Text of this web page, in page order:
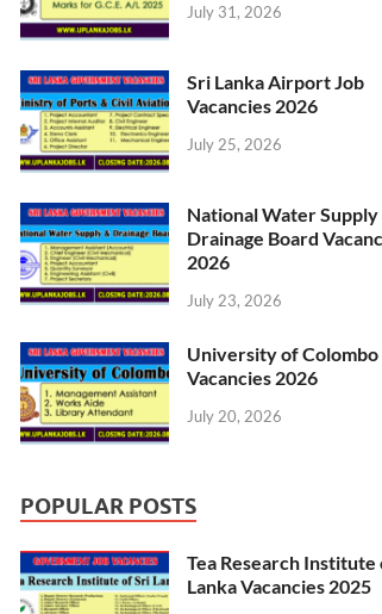
July 31, 2026
Sri Lanka Airport Job
Vacancies 2026
July 25, 2026
National Water Supply
Drainage Board
2026
July 23, 2026
University of Colombo
Vacancies 2026
July 20, 2026
POPULAR POSTS
Tea Research Institute
Lanka Vacancies 2025